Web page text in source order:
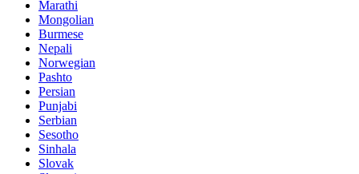
Marathi
Mongolian
Burmese
Nepali
Norwegian
Pashto
Persian
Punjabi
Serbian
Sesotho
Sinhala
Slovak